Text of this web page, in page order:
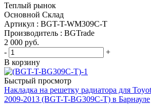
Теплый рынок
Основной Склад
Артикул : BGT-T-WM309C-T
Производитель : BGTrade
2 000 руб.
-
+
В корзину
Быстрый просмотр
Накладка на решетку радиатора для
2009-2013 (BGT-T-BG309C-T) в Барнауле